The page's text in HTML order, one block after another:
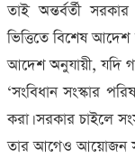
তাই অন্তর্বর্তী
ভিত্তিতে বিশেষ
আদেশ অনুযায়ী,যদি
‘সংবিধান সংস্কার
করা। সরকার চাইলে
তার আগেও আয়োজন